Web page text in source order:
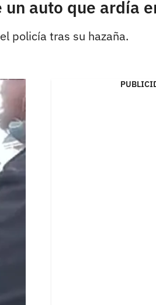
auto que ardía
policía tras su hazaña.